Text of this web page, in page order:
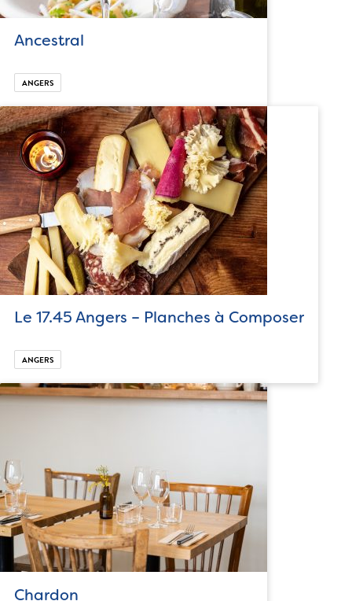
Ancestral
ANGERS
Le 17.45 Angers – Planches à Composer
ANGERS
Chardon